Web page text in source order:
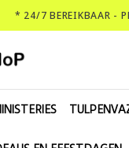
* 24/7 BEREIKBAAR -